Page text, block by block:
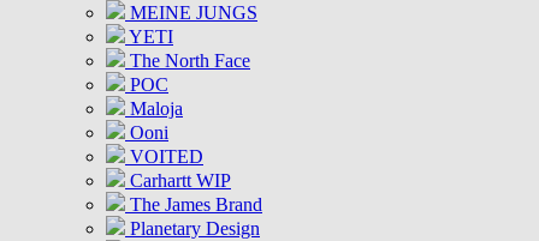
MEINE JUNGS
YETI
The North Face
POC
Maloja
Ooni
VOITED
Carhartt WIP
The James Brand
Planetary Design